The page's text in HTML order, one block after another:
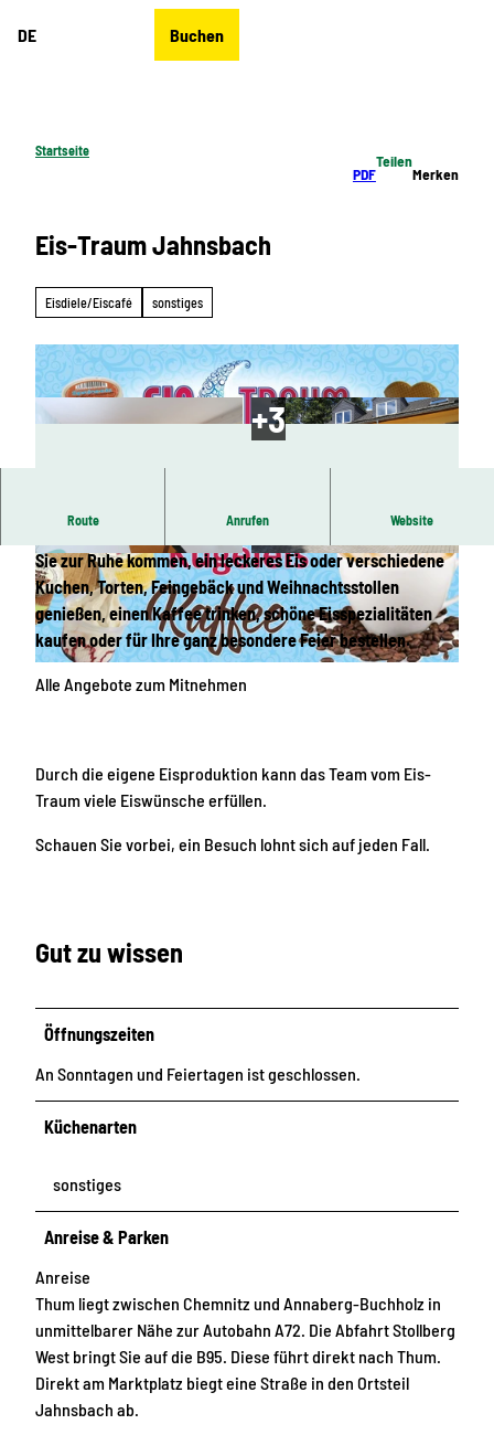
DE Buchen
Startseite
PDF
Teilen
Merken
Eis-Traum Jahnsbach
Eisdiele/Eiscafé sonstiges
© Eis-Traum Jahnsbach | CC-BY-ND © Eis-Traum Jahnsbach | CC-BY-ND
Route Anrufen Website
Sie zur Ruhe kommen, ein leckeres Eis oder verschiedene
Kuchen, Torten, Feingebäck und Weihnachtsstollen
genießen, einen Kaffee trinken, schöne Eisspezialitäten
kaufen oder für Ihre ganz besondere Feier bestellen.
Alle Angebote zum Mitnehmen
Durch die eigene Eisproduktion kann das Team vom Eis-
Traum viele Eiswünsche erfüllen.
Schauen Sie vorbei, ein Besuch lohnt sich auf jeden Fall.
Gut zu wissen
Öffnungszeiten
An Sonntagen und Feiertagen ist geschlossen.
Küchenarten
sonstiges
Anreise & Parken
Anreise
Thum liegt zwischen Chemnitz und Annaberg-Buchholz in
unmittelbarer Nähe zur Autobahn A72. Die Abfahrt Stollberg
West bringt Sie auf die B95. Diese führt direkt nach Thum.
Direkt am Marktplatz biegt eine Straße in den Ortsteil
Jahnsbach ab.